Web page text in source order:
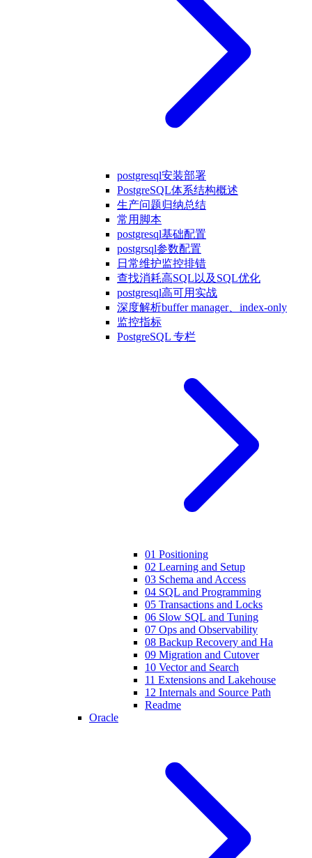
postgresql安装部署
PostgreSQL体系结构概述
生产问题归纳总结
常用脚本
postgresql基础配置
postgrsql参数配置
日常维护监控排错
查找消耗高SQL以及SQL优化
postgresql高可用实战
深度解析buffer manager、index-only
监控指标
PostgreSQL 专栏
01 Positioning
02 Learning and Setup
03 Schema and Access
04 SQL and Programming
05 Transactions and Locks
06 Slow SQL and Tuning
07 Ops and Observability
08 Backup Recovery and Ha
09 Migration and Cutover
10 Vector and Search
11 Extensions and Lakehouse
12 Internals and Source Path
Readme
Oracle